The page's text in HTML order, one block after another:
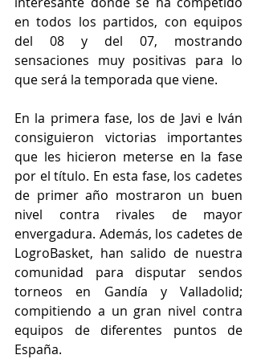
en todos los partidos, con equipos
del 08 y del 07, mostrando
sensaciones muy positivas para lo
que será la temporada que viene.
En la primera fase, los de Javi e Iván
consiguieron victorias importantes
que les hicieron meterse en la fase
por el título. En esta fase, los cadetes
de primer año mostraron un buen
nivel contra rivales de mayor
envergadura. Además, los cadetes de
LogroBasket, han salido de nuestra
comunidad para disputar sendos
torneos en Gandía y Valladolid;
compitiendo a un gran nivel contra
equipos de diferentes puntos de
España.